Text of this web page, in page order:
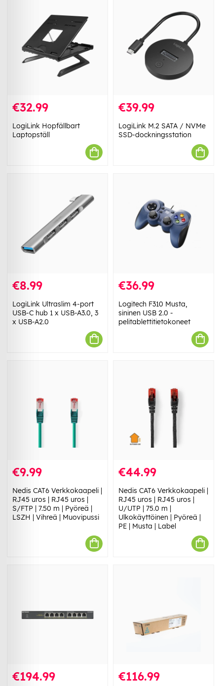
€32.99
LogiLink Hopfällbart
Laptopställ
€39.99
LogiLink M.2 SATA / NVMe
SSD-dockningsstation
€8.99
LogiLink Ultraslim 4-port
USB-C hub 1 x USB-A3.0, 3
x USB-A2.0
€36.99
Logitech F310 Musta,
sininen USB 2.0 -
pelitablettitietokoneet
€9.99
Nedis CAT6 Verkkokaapeli |
RJ45 uros | RJ45 uros |
S/FTP | 7.50 m | Pyöreä |
LSZH | Vihreä | Muovipussi
€44.99
Nedis CAT6 Verkkokaapeli |
RJ45 uros | RJ45 uros |
U/UTP | 75.0 m |
Ulkokäyttöinen | Pyöreä |
PE | Musta | Label
€194.99 €116.99